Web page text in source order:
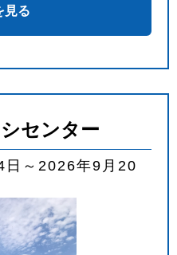
見る
センター
日～2026年9月20